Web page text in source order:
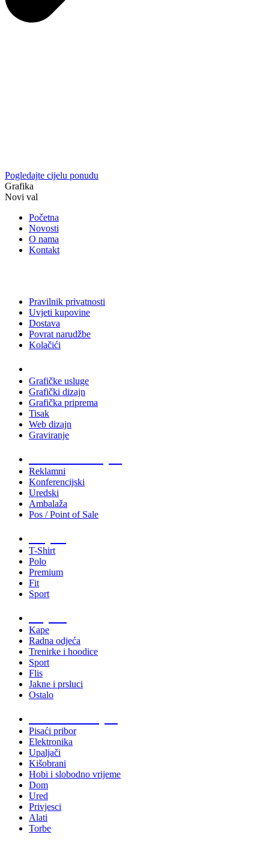
Pogledajte cijelu ponudu
Grafika
Novi val
Početna
Novosti
O nama
Kontakt
Pravilnik privatnosti
Uvjeti kupovine
Dostava
Povrat narudžbe
Kolačići
Grafičke usluge
Grafički dizajn
Grafička priprema
Tisak
Web dizajn
Graviranje
Reklamni
Konferencijski
Uredski
Ambalaža
Pos / Point of Sale
T-Shirt
Polo
Premium
Fit
Sport
Kape
Radna odjeća
Trenirke i hoodice
Sport
Flis
Jakne i prsluci
Ostalo
Pisaći pribor
Elektronika
Upaljači
Kišobrani
Hobi i slobodno vrijeme
Dom
Ured
Privjesci
Alati
Torbe